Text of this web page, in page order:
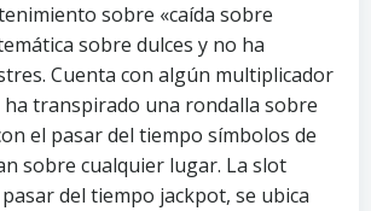
sobre «caída sobre
sobre dulces y no ha
Cuenta con algún multiplicador
ha transpirado una rondalla sobre
el pasar del tiempo símbolos de
sobre cualquier lugar. La slot
del tiempo jackpot, se ubica